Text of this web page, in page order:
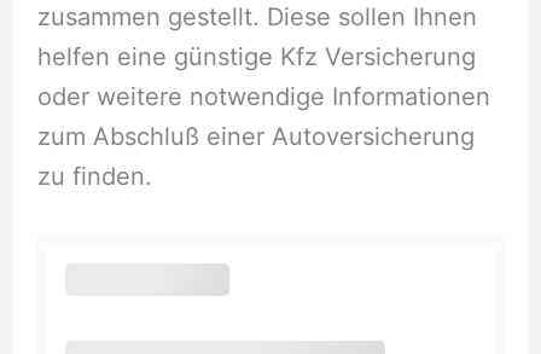
zusammen gestellt. Diese sollen Ihnen
helfen eine günstige Kfz Versicherung
oder weitere notwendige Informationen
zum Abschluß einer Autoversicherung
zu finden.